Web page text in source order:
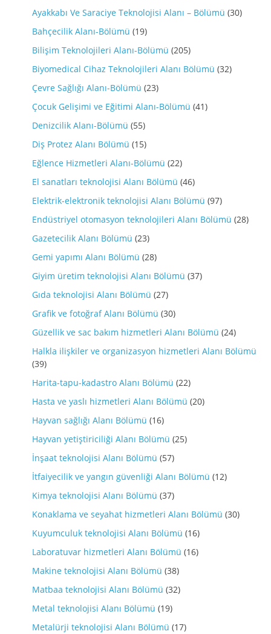
Ayakkabı Ve Saraciye Teknolojisi Alanı – Bölümü (30)
Bahçecilik Alanı-Bölümü (19)
Bilişim Teknolojileri Alanı-Bölümü (205)
Biyomedical Cihaz Teknolojileri Alanı Bölümü (32)
Çevre Sağlığı Alanı-Bölümü (23)
Çocuk Gelişimi ve Eğitimi Alanı-Bölümü (41)
Denizcilik Alanı-Bölümü (55)
Diş Protez Alanı Bölümü (15)
Eğlence Hizmetleri Alanı-Bölümü (22)
El sanatları teknolojisi Alanı Bölümü (46)
Elektrik-elektronik teknolojisi Alanı Bölümü (97)
Endüstriyel otomasyon teknolojileri Alanı Bölümü (28)
Gazetecilik Alanı Bölümü (23)
Gemi yapımı Alanı Bölümü (28)
Giyim üretim teknolojisi Alanı Bölümü (37)
Gıda teknolojisi Alanı Bölümü (27)
Grafik ve fotoğraf Alanı Bölümü (30)
Güzellik ve sac bakım hizmetleri Alanı Bölümü (24)
Halkla ilişkiler ve organizasyon hizmetleri Alanı Bölümü
(39)
Harita-tapu-kadastro Alanı Bölümü (22)
Hasta ve yaslı hizmetleri Alanı Bölümü (20)
Hayvan sağlığı Alanı Bölümü (16)
Hayvan yetiştiriciliği Alanı Bölümü (25)
İnşaat teknolojisi Alanı Bölümü (57)
İtfaiyecilik ve yangın güvenliği Alanı Bölümü (12)
Kimya teknolojisi Alanı Bölümü (37)
Konaklama ve seyahat hizmetleri Alanı Bölümü (30)
Kuyumculuk teknolojisi Alanı Bölümü (16)
Laboratuvar hizmetleri Alanı Bölümü (16)
Makine teknolojisi Alanı Bölümü (38)
Matbaa teknolojisi Alanı Bölümü (32)
Metal teknolojisi Alanı Bölümü (19)
Metalürji teknolojisi Alanı Bölümü (17)